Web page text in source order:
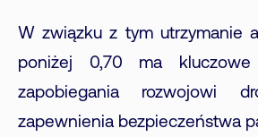
W związku z tym utrzymanie
poniżej 0,70 ma
zapobiegania rozwojowi
zapewnienia bezpieczeństwa